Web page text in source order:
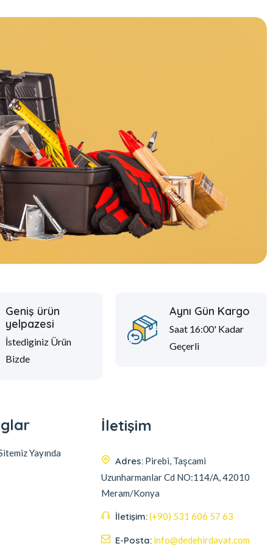
Geniş ürün
yelpazesi
İstediginiz Ürün
Bizde
Aynı Gün Kargo
Saat 16:00' Kadar
Geçerli
Yayında
İletişim
Adres: Pirebi, Taşcami
Uzunharmanlar Cd NO:114/A, 42010
Meram/Konya
İletişim:(+90) 531 606 57 63
E-Posta: info@dedehirdavat.com